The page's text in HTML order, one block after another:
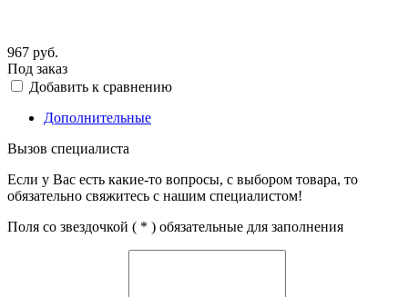
967 руб.
Под заказ
Добавить к сравнению
Дополнительные
Вызов специалиста
Если у Вас есть какие-то вопросы, с выбором товара, то
обязательно свяжитесь с нашим специалистом!
Поля со звездочкой ( * ) обязательные для заполнения